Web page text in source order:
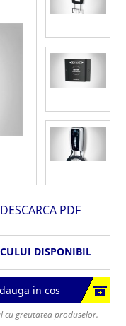
DESCARCA PDF
DISPONIBIL
in cos
greutatea produselor.